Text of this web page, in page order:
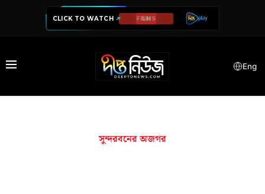
CLICK TO WATCH SERIES
Eng
সুন্দরবনের অজগর